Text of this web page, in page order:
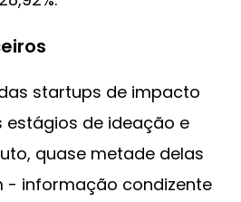
startups de impacto
de ideação e
quase metade delas
- informação condizente